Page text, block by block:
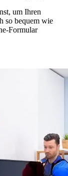
um Ihren
so bequem wie
Formular